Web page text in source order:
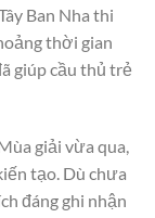
Ban Nha thi
thời gian
giúp cầu thủ trẻ
giải vừa qua,
tạo. Dù chưa
đáng ghi nhận